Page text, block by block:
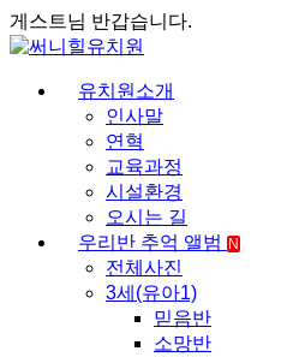
게스트님 반갑습니다.
유치원소개
인사말
연혁
교육과정
시설환경
오시는 길
우리반 추억 앨범
N
전체사진
3세(유아1)
믿음반
소망반